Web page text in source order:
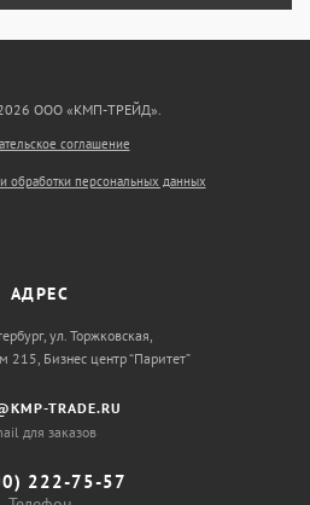
ООО «КМП-ТРЕЙД».
соглашение
обработки персональных данных
АДРЕС
ул. Торжковская,
215, Бизнес центр “Паритет”
TRADE.RU
для заказов
222-75-57